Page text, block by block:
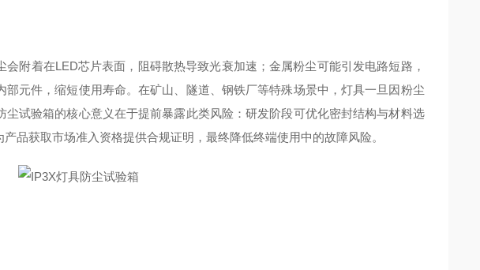
着在LED芯片表面，阻碍散热导致光衰加速；金属粉尘可能引发电路短路，
元件，缩短使用寿命。在矿山、隧道、钢铁厂等特殊场景中，灯具一旦因粉尘
试验箱的核心意义在于提前暴露此类风险：研发阶段可优化密封结构与材料选
品获取市场准入资格提供合规证明，最终降低终端使用中的故障风险。